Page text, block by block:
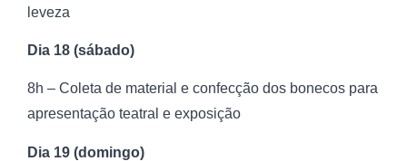
leveza
Dia 18 (sábado)
8h – Coleta de material e confecção dos bonecos para
apresentação teatral e exposição
Dia 19 (domingo)